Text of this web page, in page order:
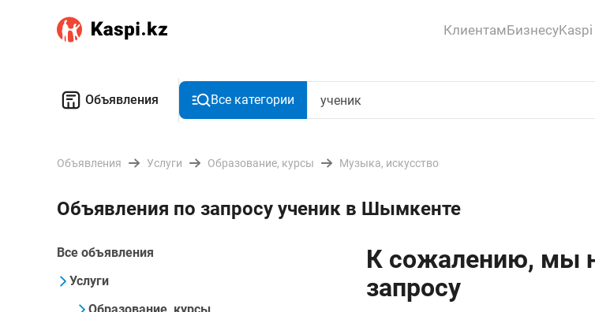
КлиентамБизнесуKaspi
Объявления Все категории
Объявления Услуги Образование, курсы Музыка, искусство
Объявления по запросу ученик в Шымкенте
Все объявления
Услуги
К сожалению, мы
запросу